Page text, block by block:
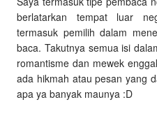
berlatarkan tempat luar
termasuk pemilih dalam
baca. Takutnya semua isi
romantisme dan mewek
ada hikmah atau pesan yang
apa ya banyak maunya :D